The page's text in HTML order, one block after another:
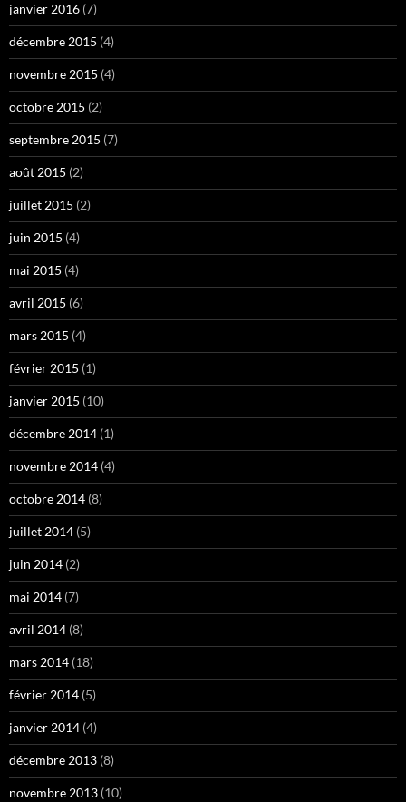
janvier 2016 (7)
décembre 2015 (4)
novembre 2015 (4)
octobre 2015 (2)
septembre 2015 (7)
août 2015 (2)
juillet 2015 (2)
juin 2015 (4)
mai 2015 (4)
avril 2015 (6)
mars 2015 (4)
février 2015 (1)
janvier 2015 (10)
décembre 2014 (1)
novembre 2014 (4)
octobre 2014 (8)
juillet 2014 (5)
juin 2014 (2)
mai 2014 (7)
avril 2014 (8)
mars 2014 (18)
février 2014 (5)
janvier 2014 (4)
décembre 2013 (8)
novembre 2013 (10)